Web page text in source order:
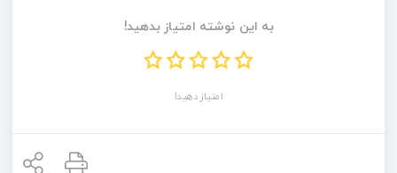
به این نوشته امتیاز بدهید!
امتیاز دهید!